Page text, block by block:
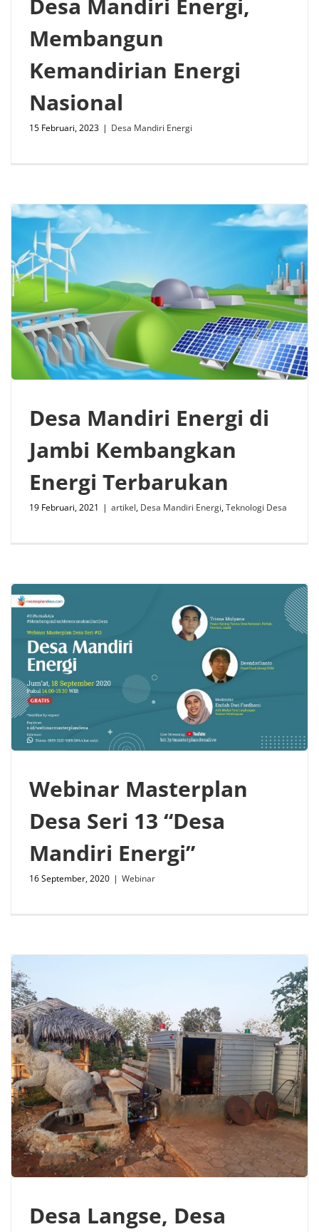
Desa Mandiri Energi,
Membangun
Kemandirian Energi
Nasional
15 Februari, 2023 | Desa Mandiri Energi
Desa Mandiri Energi di
Jambi Kembangkan
Energi Terbarukan
19 Februari, 2021 | artikel, Desa Mandiri Energi,Teknologi Desa
Webinar Masterplan
Desa Seri 13 “Desa
Mandiri Energi”
16 September, 2020 | Webinar
Desa Langse, Desa